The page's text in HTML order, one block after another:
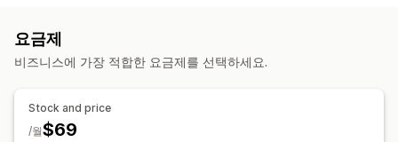
요금제
비즈니스에 가장 적합한 요금제를 선택하세요.
Stock and price
$69
/월